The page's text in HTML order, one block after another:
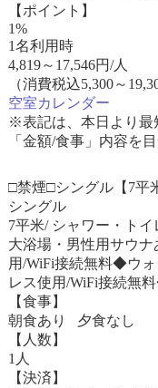
【ポイント】
1%
1名利用時
4,819～ 17,546円/人
（消費税込5,300～
空室カレンダー
※表記は、本日より最
「金額/食事」内容を
□禁煙□シングル【7平
シングル
7平米/ シャワー・トイ
大浴場・男性用サウ
用/WiFi接続無料◆ウ
レス使用/WiFi接続無
【食事】
朝食あり 夕食なし
【人数】
1人
【決済】